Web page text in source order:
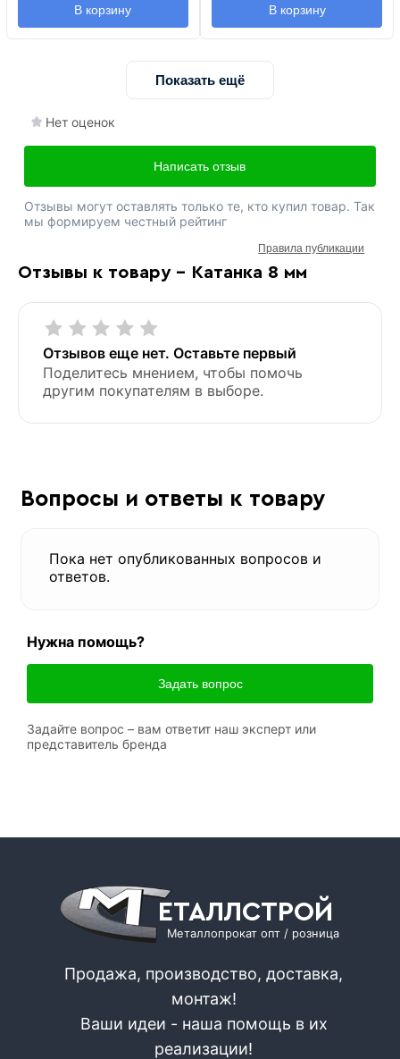
В корзину В корзину
Показать ещё
Отзывы к товару - Катанка 8 мм
Отзывов еще нет. Оставьте первый
Поделитесь мнением, чтобы помочь
другим покупателям в выборе.
Нет оценок
Написать отзыв
Отзывы могут оставлять только те, кто купил товар. Так
мы формируем честный рейтинг
Правила публикации
Вопросы и ответы к товару
Пока нет опубликованных вопросов и
ответов.
Нужна помощь?
Задать вопрос
Задайте вопрос – вам ответит наш эксперт или
представитель бренда
ЕТАЛЛСТРОЙ
Металлопрокат опт / розница
Продажа, производство, доставка,
монтаж!
Ваши идеи - наша помощь в их
реализации!